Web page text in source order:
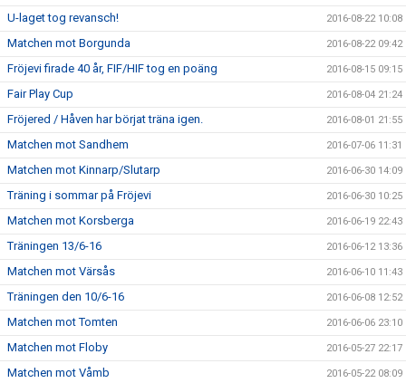
U-laget tog revansch! 2016-08-22 10:08
Matchen mot Borgunda 2016-08-22 09:42
Fröjevi firade 40 år, FIF/HIF tog en poäng 2016-08-15 09:15
Fair Play Cup 2016-08-04 21:24
Fröjered / Håven har börjat träna igen. 2016-08-01 21:55
Matchen mot Sandhem 2016-07-06 11:31
Matchen mot Kinnarp/Slutarp 2016-06-30 14:09
Träning i sommar på Fröjevi 2016-06-30 10:25
Matchen mot Korsberga 2016-06-19 22:43
Träningen 13/6-16 2016-06-12 13:36
Matchen mot Värsås 2016-06-10 11:43
Träningen den 10/6-16 2016-06-08 12:52
Matchen mot Tomten 2016-06-06 23:10
Matchen mot Floby 2016-05-27 22:17
Matchen mot Våmb 2016-05-22 08:09